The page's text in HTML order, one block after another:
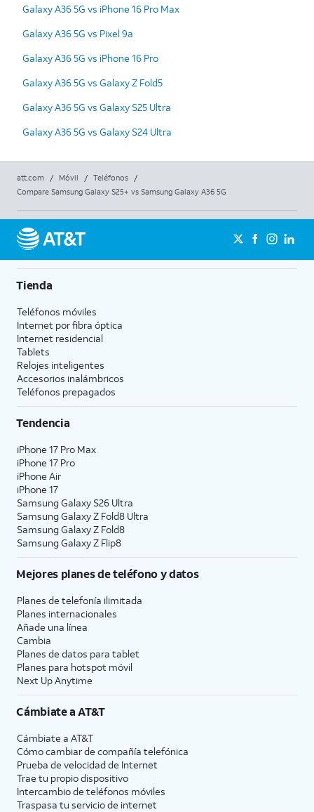
Galaxy A36 5G vs iPhone 16 Pro Max
Galaxy A36 5G vs Pixel 9a
Galaxy A36 5G vs iPhone 16 Pro
Galaxy A36 5G vs Galaxy Z Fold5
Galaxy A36 5G vs Galaxy S25 Ultra
Galaxy A36 5G vs Galaxy S24 Ultra
att.com / Móvil / Teléfonos
/
Compare Samsung Galaxy S25+ vs Samsung Galaxy A36 5G
Tienda
Teléfonos móviles
Internet por fibra óptica
Internet residencial
Tablets
Relojes inteligentes
Accesorios inalámbricos
Teléfonos prepagados
Tendencia
iPhone 17 Pro Max
iPhone 17 Pro
iPhone Air
iPhone 17
Samsung Galaxy S26 Ultra
Samsung Galaxy Z Fold8 Ultra
Samsung Galaxy Z Fold8
Samsung Galaxy Z Flip8
Mejores planes de teléfono y datos
Planes de telefonía ilimitada
Planes internacionales
Añade una línea
Cambia
Planes de datos para tablet
Planes para hotspot móvil
Next Up Anytime
Cámbiate aAT&T
Cámbiate a AT&T
Cómo cambiar de compañía telefónica
Prueba de velocidad de Internet
Trae tu propio dispositivo
Intercambio de teléfonos móviles
Traspasa tu servicio de internet